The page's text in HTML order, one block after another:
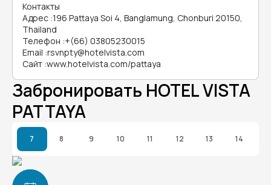
Контакты
Адрес :196 Pattaya Soi 4, Banglamung, Chonburi 20150,
Thailand
Телефон :+(66) 03805230015
Email :rsvnpty@hotelvista.com
Сайт :www.hotelvista.com/pattaya
Забронировать HOTEL VISTA
PATTAYA
7 8 9 10 11 12 13 14